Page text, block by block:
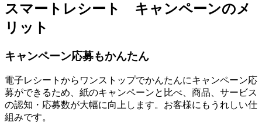
スマートレシート キャンペーンのメ
リット
キャンペーン応募もかんたん
電子レシートからワンストップでかんたんにキャンペーン応
募ができるため、紙のキャンペーンと比べ、商品、サービス
の認知・応募数が大幅に向上します。お客様にもうれしい仕
組みです。